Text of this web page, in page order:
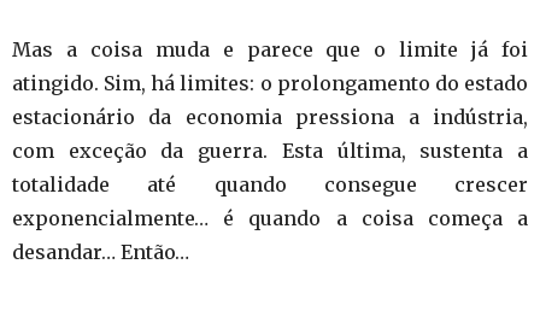
Mas a coisa muda e parece que o limite já foi
atingido. Sim, há limites: o prolongamento do estado
estacionário da economia pressiona a indústria,
com exceção da guerra. Esta última, sustenta a
totalidade até quando consegue crescer
exponencialmente… é quando a coisa começa a
desandar… Então…